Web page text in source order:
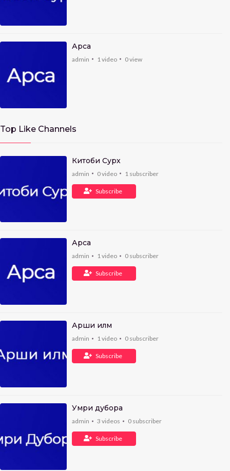
Арса
admin 1 video 0view
Top Like Channels
Китоби Сурх
admin 0video 1 subscriber
Subscribe
Арса
admin 1video 0subscriber
Subscribe
Арши илм
admin 1video 0subscriber
Subscribe
Умри дубора
admin 3 videos 0subscriber
Subscribe